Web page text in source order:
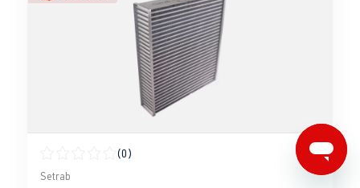
Note moyenne de 0 sur 5 étoiles
(0)
Setrab